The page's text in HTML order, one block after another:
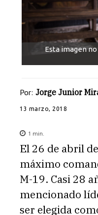
Esta imagen
Por: Jorge Junior
13 marzo, 2018
1 min.
El 26 de abril
máximo
M-19. Casi 28
mencionado
ser elegida